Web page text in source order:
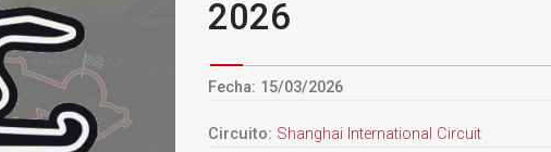
2026
Fecha: 15/03/2026
Circuito: Shanghai International Circuit